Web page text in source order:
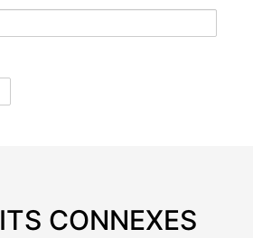
CONNEXES